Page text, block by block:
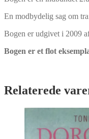
En modbydelig sag om
Bogen er udgivet i 2009
Bogen er et flot
Relaterede